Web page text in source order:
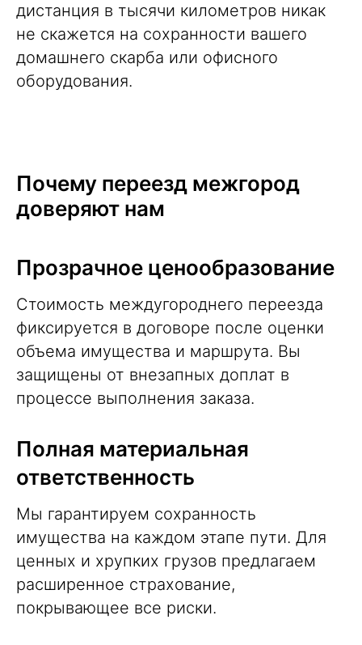
дистанция в тысячи километров никак
не скажется на сохранности вашего
домашнего скарба или офисного
оборудования.
Почему переезд межгород
доверяют нам
Прозрачное ценообразование
Стоимость междугороднего переезда
фиксируется в договоре после оценки
объема имущества и маршрута. Вы
защищены от внезапных доплат в
процессе выполнения заказа.
Полная материальная
ответственность
Мы гарантируем сохранность
имущества на каждом этапе пути. Для
ценных и хрупких грузов предлагаем
расширенное страхование,
покрывающее все риски.